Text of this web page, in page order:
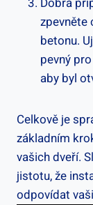
zpevněte
betonu.
pevný
aby byl
Celkově je
základním
vašich dveří.
jistotu, že
odpovídat